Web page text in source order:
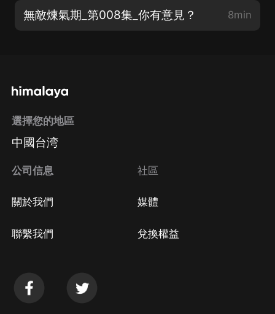
無敵煉氣期_第008集_你有意見？ 8min
選擇您的地區
中國台湾
公司信息
關於我們
聯繫我們
社區
媒體
兌換權益